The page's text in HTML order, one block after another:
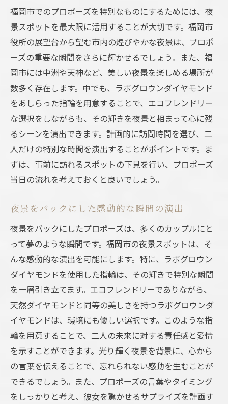
福岡市でのプロポーズを特別なものにするためには、夜
景スポットを最大限に活用することが大切です。福岡市
役所の展望台から望む市内の煌びやかな夜景は、プロポ
ーズの重要な瞬間をさらに輝かせるでしょう。また、福
岡市には中洲や天神など、美しい夜景を楽しめる場所が
数多く存在します。中でも、ラボグロウンダイヤモンド
をあしらった指輪を用意することで、エコフレンドリー
な選択をしながらも、その輝きを夜景と相まって心に残
るシーンを演出できます。計画的に訪問時間を選び、二
人だけの特別な時間を演出することがポイントです。ま
ずは、事前に訪れるスポットの下見を行い、プロポーズ
当日の流れを考えておくと良いでしょう。
夜景をバックにした感動的な瞬間の演出
夜景をバックにしたプロポーズは、多くのカップルにと
って夢のような瞬間です。福岡市の夜景スポットは、そ
んな感動的な演出を可能にします。特に、ラボグロウン
ダイヤモンドを使用した指輪は、その輝きで特別な瞬間
を一層引き立てます。エコフレンドリーでありながら、
天然ダイヤモンドと同等の美しさを持つラボグロウンダ
イヤモンドは、環境にも優しい選択です。このような指
輪を用意することで、二人の未来に対する責任感と愛情
を示すことができます。光り輝く夜景を背景に、心から
の言葉を伝えることで、忘れられない感動を生むことが
できるでしょう。また、プロポーズの言葉やタイミング
をしっかりと考え、彼女を驚かせるサプライズを計画す